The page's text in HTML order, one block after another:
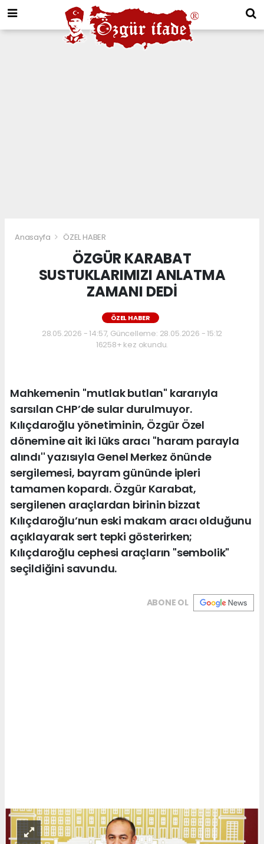
Anasayfa ÖZEL HABER
ÖZGÜR KARABAT
SUSTUKLARIMIZI ANLATMA
ZAMANI DEDİ
ÖZEL HABER
28.05.2026 - 14:57, Güncelleme: 28.05.2026 - 15:12
16258+ kez okundu.
Mahkemenin "mutlak butlan" kararıyla
sarsılan CHP’de sular durulmuyor.
Kılıçdaroğlu yönetiminin, Özgür Özel
dönemine ait iki lüks aracı ''haram parayla
alındı'' yazısıyla Genel Merkez önünde
sergilemesi, bayram gününde ipleri
tamamen kopardı. Özgür Karabat,
sergilenen araçlardan birinin bizzat
Kılıçdaroğlu’nun eski makam aracı olduğunu
açıklayarak sert tepki gösterirken;
Kılıçdaroğlu cephesi araçların "sembolik"
seçildiğini savundu.
ABONE OL